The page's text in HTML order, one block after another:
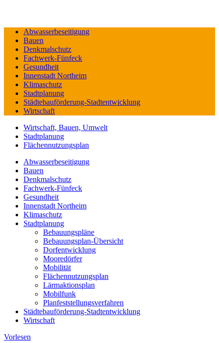
Abwasserbeseitigung
Bauen
Denkmalschutz
Fachwerk-Fünfeck
Gesundheit
Innenstadt Northeim
Klimaschutz
Stadtplanung
Städtebauförderung-Stadtentwicklung
Wirtschaft
Wirtschaft, Bauen, Umwelt
Stadtplanung
Flächennutzungsplan
Abwasserbeseitigung
Bauen
Denkmalschutz
Fachwerk-Fünfeck
Gesundheit
Innenstadt Northeim
Klimaschutz
Stadtplanung
Bebauungspläne
Bebauungsplan-Übersicht
Dorfentwicklung
Mooredörfer
Mobilität
Flächennutzungsplan
Lärmaktionsplan
Mobilfunk
Planfeststellungsverfahren
Städtebauförderung-Stadtentwicklung
Wirtschaft
Vorlesen